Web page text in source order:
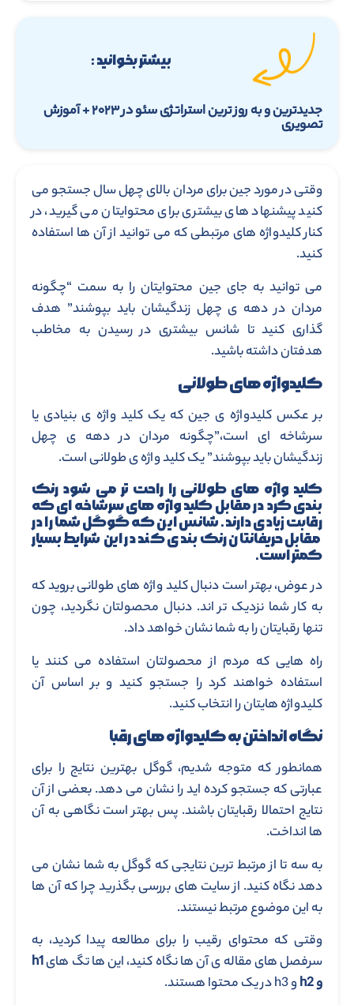
بیشتر بخوانید :
جدیدترین و به روز ترین استراتژی سئو در ۲۰۲۳ + آموزش
تصویری
وقتی در مورد جین برای مردان بالای چهل سال جستجو می
کنید پیشنهاد های بیشتری برای محتوایتان می گیرید، در
کنار کلیدواژه های مرتبطی که می توانید از آن ها استفاده
کنید.
می توانید به جای جین محتوایتان را به سمت “چگونه
مردان در دهه ی چهل زندگیشان باید بپوشند” هدف
گذاری کنید تا شانس بیشتری در رسیدن به مخاطب
هدفتان داشته باشید.
کلیدواژه های طولانی
بر عکس کلیدواژه ی جین که یک کلید واژه ی بنیادی یا
سرشاخه ای است،”چگونه مردان در دهه ی چهل
زندگیشان باید بپوشند” یک کلید واژه ی طولانی است.
کلید واژه های طولانی را راحت تر می شود رنک
بندی کرد در مقابل کلید واژه های سرشاخه ای که
رقابت زیادی دارند. شانس این که گوگل شما را در
مقابل حریفانتان رنک بندی کند در این شرایط بسیار
کمتر است.
در عوض، بهتر است دنبال کلید واژه های طولانی بروید که
به کار شما نزدیک تر اند. دنبال محصولتان نگردید، چون
تنها رقبایتان را به شما نشان خواهد داد.
راه هایی که مردم از محصولتان استفاده می کنند یا
استفاده خواهند کرد را جستجو کنید و بر اساس آن
کلیدواژه هایتان را انتخاب کنید.
نگاه انداختن به کلیدواژه های رقبا
همانطور که متوجه شدیم، گوگل بهترین نتایج را برای
عبارتی که جستجو کرده اید را نشان می دهد. بعضی از آن
نتایج احتمالا رقبایتان باشند. پس بهتر است نگاهی به آن
ها انداخت.
به سه تا از مرتبط ترین نتایجی که گوگل به شما نشان می
دهد نگاه کنید. از سایت های بررسی بگذرید چرا که آن ها
به این موضوع مرتبط نیستند.
وقتی که محتوای رقیب را برای مطالعه پیدا کردید، به
سرفصل های مقاله ی آن ها نگاه کنید، این ها تگ هایh1
وh2و h3 در یک محتوا هستند.